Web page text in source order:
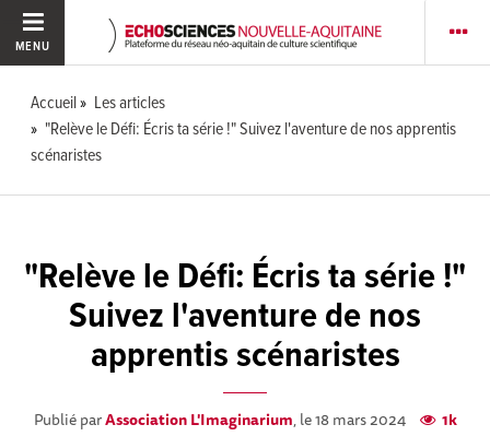
MENU
Accueil
Les articles
"Relève le Défi: Écris ta série !" Suivez l'aventure de nos apprentis
scénaristes
"Relève le Défi: Écris ta série !"
Suivez l'aventure de nos
apprentis scénaristes
Publié parAssociation L'Imaginarium, le 18 mars 2024 1k